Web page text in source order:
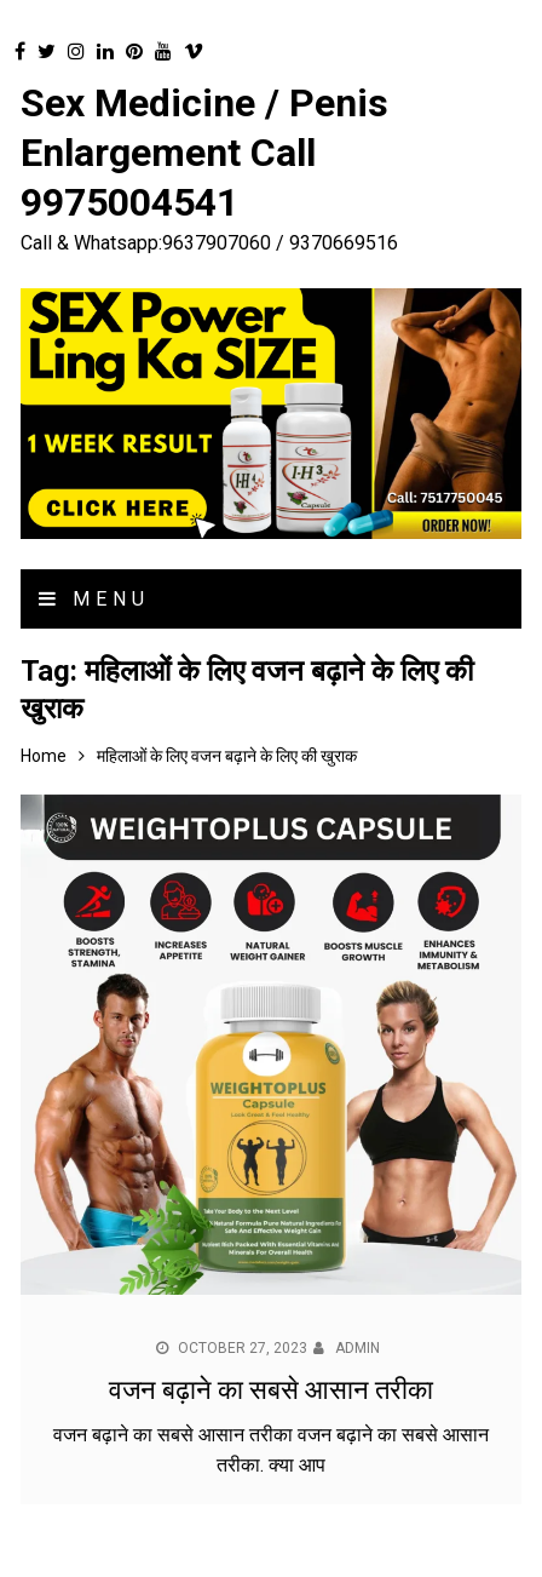
Sex Medicine / Penis
Enlargement Call
9975004541
Call & Whatsapp:9637907060 / 9370669516
MENU
Tag:महिलाओं के लिए वजन बढ़ाने के लिए की
खुराक
Home महिलाओं के लिए वजन बढ़ाने के लिए की खुराक
OCTOBER 27, 2023 ADMIN
वजन बढ़ाने का सबसे आसान तरीका
वजन बढ़ाने का सबसे आसान तरीका वजन बढ़ाने का सबसे आसान
तरीका. क्या आप